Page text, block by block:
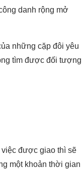
danh rộng mở
những cặp đôi yêu
tìm được đối tượng
được giao thì sẽ
một khoản thời gian